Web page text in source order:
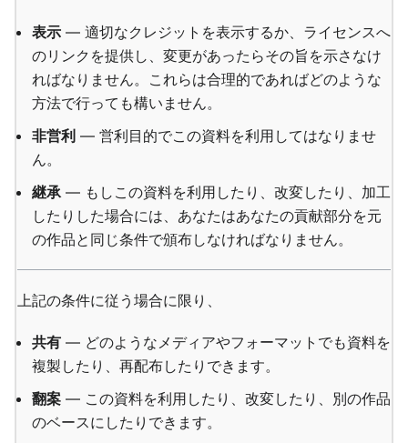
表示 — 適切なクレジットを表示するか、ライセンスへ
のリンクを提供し、変更があったらその旨を示さなけ
ればなりません。これらは合理的であればどのような
方法で行っても構いません。
非営利 — 営利目的でこの資料を利用してはなりませ
ん。
継承— もしこの資料を利用したり、改変したり、加工
したりした場合には、あなたはあなたの貢献部分を元
の作品と同じ条件で頒布しなければなりません。
上記の条件に従う場合に限り、
共有 — どのようなメディアやフォーマットでも資料を
複製したり、再配布したりできます。
翻案 — この資料を利用したり、改変したり、別の作品
のベースにしたりできます。